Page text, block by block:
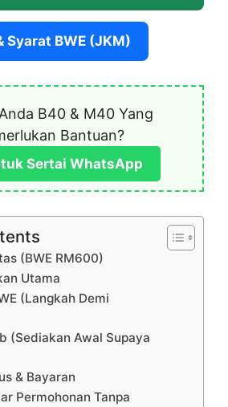
Syarat BWE (JKM)
B40 & M40 Yang
Bantuan?
Sertai WhatsApp
(BWE RM600)
Utama
(Langkah Demi
(Sediakan Awal Supaya
& Bayaran
Permohonan Tanpa